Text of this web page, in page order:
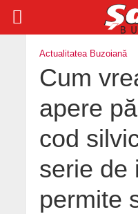
Actualitatea Buzoiană
Cum
apere
cod
serie de
permite